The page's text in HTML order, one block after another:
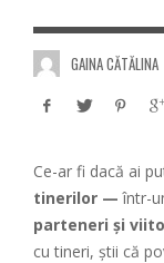
GAINA CĂTĂLINA
Ce-ar fi dacă ai
tinerilor —într-
parteneri și
cu tineri, știi că